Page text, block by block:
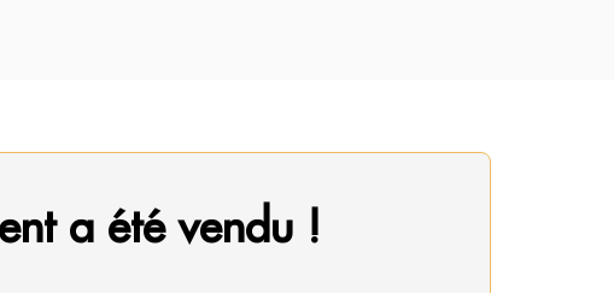
a été vendu !